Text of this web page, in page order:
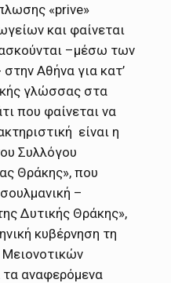
«prive»
και φαίνεται
–μέσω των
Αθήνα για κατ’
γλώσσας στα
που φαίνεται να
είναι η
Συλλόγου
Θράκης», που
–
Δυτικής Θράκης»,
κυβέρνηση τη
αναφερόμενα